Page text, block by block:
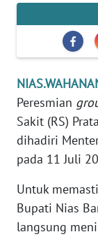
Peresmian
Sakit (RS)
dihadiri
pada 11 Juli
Untuk
Bupati Nias
langsung
KONTAK
INFO
TENTANG
KAMI
PEDOMAN
SIBER
REDAKSI